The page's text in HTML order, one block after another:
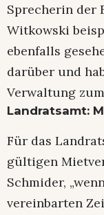
Sprecherin der
Witkowski
ebenfalls
darüber und
Verwaltung
Landratsamt:
Für das
gültigen
Schmider,
vereinbarten